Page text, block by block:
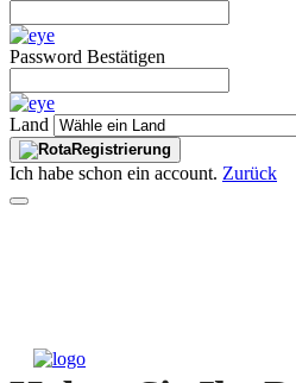
Password Bestätigen
Land
Registrierung
Ich habe schon ein account. Zurück